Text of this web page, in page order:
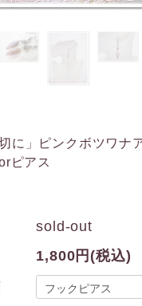
切に」ピンクボツワ
ピアス
sold-out
1,800円(税込)